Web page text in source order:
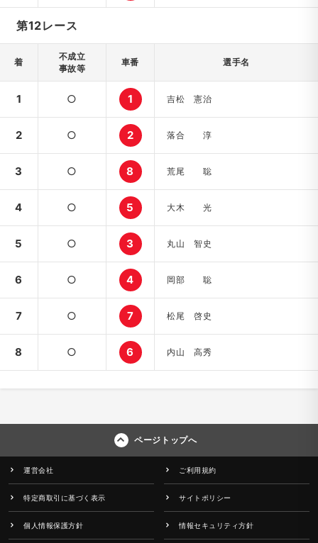
第12レース
着
不成立
事故等
車番 選手名
1 ○ 1 吉松 憲治
2 ○ 2 落合 淳
3 ○ 8 荒尾 聡
4 ○ 5 大木 光
5 ○ 3 丸山 智史
6 ○ 4 岡部 聡
7 ○ 7 松尾 啓史
8 ○ 6 内山 高秀
ページトップへ
運営会社 ご利用規約
特定商取引に基づく表示 サイトポリシー
個人情報保護方針 情報セキュリティ方針